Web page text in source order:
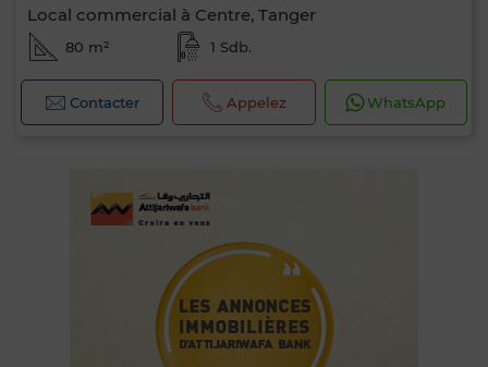
Local commercial à Centre, Tanger
80 m² 1 Sdb.
Contacter Appelez WhatsApp